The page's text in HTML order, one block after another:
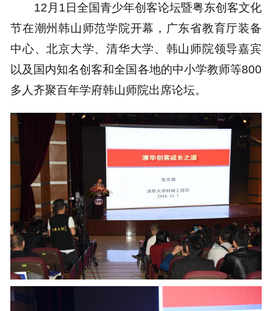
12月1日全国青少年创客论坛暨粤东创客文化
节在潮州韩山师范学院开幕，广东省教育厅装备
中心、北京大学、清华大学、韩山师院领导嘉宾
以及国内知名创客和全国各地的中小学教师等800
多人齐聚百年学府韩山师院出席论坛。